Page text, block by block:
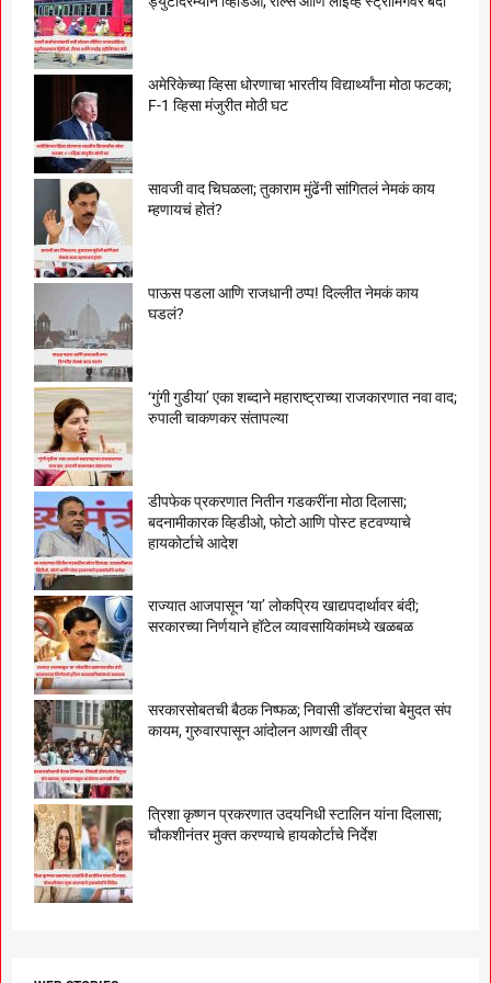
अमेरिकेच्या व्हिसा धोरणाचा भारतीय विद्यार्थ्यांना मोठा फटका;
F-1 व्हिसा मंजुरीत मोठी घट
सावजी वाद चिघळला; तुकाराम मुंढेंनी सांगितलं नेमकं काय
म्हणायचं होतं?
पाऊस पडला आणि राजधानी ठप्प! दिल्लीत नेमकं काय
घडलं?
‘गुंगी गुडीया’ एका शब्दाने महाराष्ट्राच्या राजकारणात नवा वाद;
रुपाली चाकणकर संतापल्या
डीपफेक प्रकरणात नितीन गडकरींना मोठा दिलासा;
बदनामीकारक व्हिडीओ, फोटो आणि पोस्ट हटवण्याचे
हायकोर्टाचे आदेश
राज्यात आजपासून ‘या’ लोकप्रिय खाद्यपदार्थावर बंदी;
सरकारच्या निर्णयाने हॉटेल व्यावसायिकांमध्ये खळबळ
सरकारसोबतची बैठक निष्फळ; निवासी डॉक्टरांचा बेमुदत संप
कायम, गुरुवारपासून आंदोलन आणखी तीव्र
त्रिशा कृष्णन प्रकरणात उदयनिधी स्टालिन यांना दिलासा;
चौकशीनंतर मुक्त करण्याचे हायकोर्टाचे निर्देश